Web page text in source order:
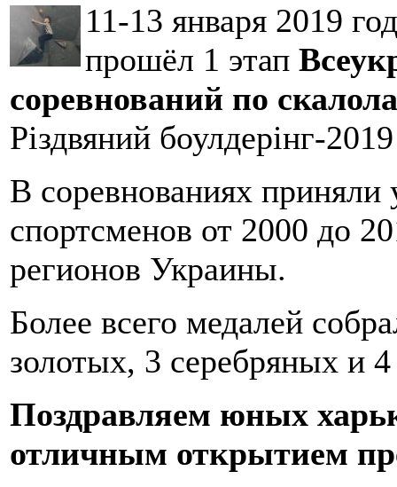
11-13 января 2019
прошёл 1 этап
соревнований по
Різдвяний боулдерінг-2019
В соревнованиях
спортсменов от 2000 до
регионов Украины.
Более всего медалей
золотых, 3 серебряных и
Поздравляем юных
отличным открытием